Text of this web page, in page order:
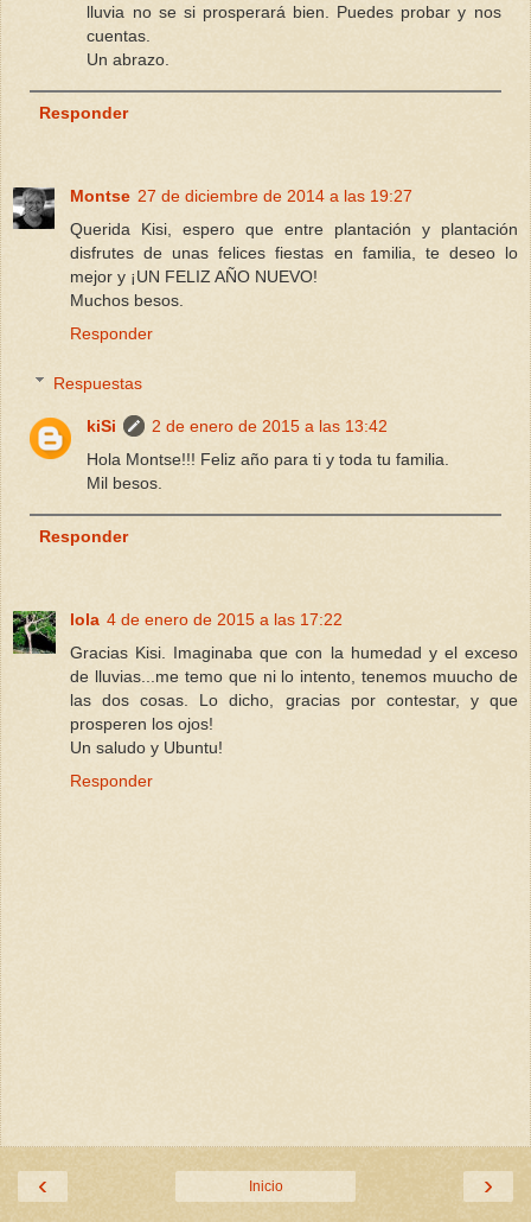
lluvia no se si prosperará bien. Puedes probar y nos
cuentas.
Un abrazo.
Responder
Montse 27 de diciembre de 2014 a las 19:27
Querida Kisi, espero que entre plantación y plantación
disfrutes de unas felices fiestas en familia, te deseo lo
mejor y ¡UN FELIZ AÑO NUEVO!
Muchos besos.
Responder
Respuestas
kiSi
2 de enero de 2015 a las 13:42
Hola Montse!!! Feliz año para ti y toda tu familia.
Mil besos.
Responder
lola 4 de enero de 2015 a las 17:22
Gracias Kisi. Imaginaba que con la humedad y el exceso
de lluvias...me temo que ni lo intento, tenemos muucho de
las dos cosas. Lo dicho, gracias por contestar, y que
prosperen los ojos!
Un saludo y Ubuntu!
Responder
‹ ›
Inicio